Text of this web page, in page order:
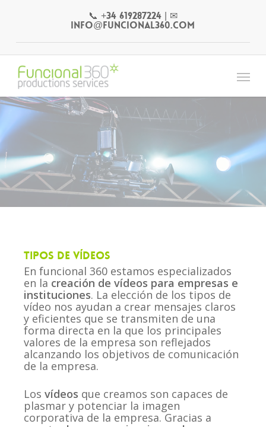
content
📞 +34 619287224| ✉
info@funcional360.com
Menu
Tipos de vídeos
En funcional 360 estamos especializados
en la creación de vídeos para empresas e
instituciones. La elección de los tipos de
vídeo nos ayudan a crear mensajes claros
y eficientes que se transmiten de una
forma directa en la que los principales
valores de la empresa son reflejados
alcanzando los objetivos de comunicación
de la empresa.
Losvídeos que creamos son capaces de
plasmar y potenciar la imagen
corporativa de la empresa. Gracias a